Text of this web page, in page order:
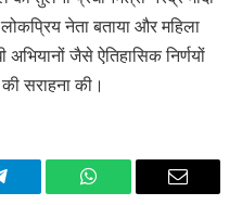
नेता बताया और महिला
जैसे ऐतिहासिक निर्णयों
सराहना की।
WhatsApp Email